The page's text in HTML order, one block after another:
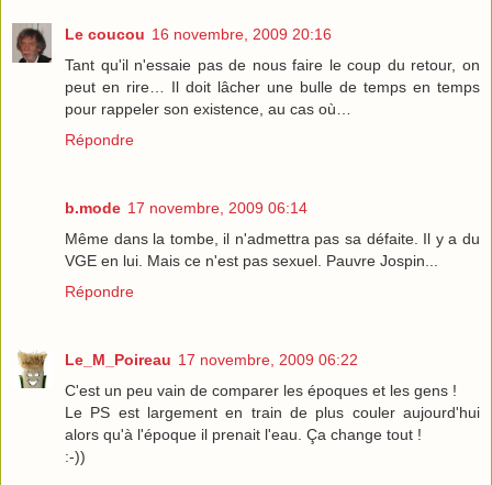
Le coucou 16 novembre, 2009 20:16
Tant qu'il n'essaie pas de nous faire le coup du retour, on
peut en rire… Il doit lâcher une bulle de temps en temps
pour rappeler son existence, au cas où…
Répondre
b.mode 17 novembre, 2009 06:14
Même dans la tombe, il n'admettra pas sa défaite. Il y a du
VGE en lui. Mais ce n'est pas sexuel. Pauvre Jospin...
Répondre
Le_M_Poireau 17 novembre, 2009 06:22
C'est un peu vain de comparer les époques et les gens !
Le PS est largement en train de plus couler aujourd'hui
alors qu'à l'époque il prenait l'eau. Ça change tout !
:-))